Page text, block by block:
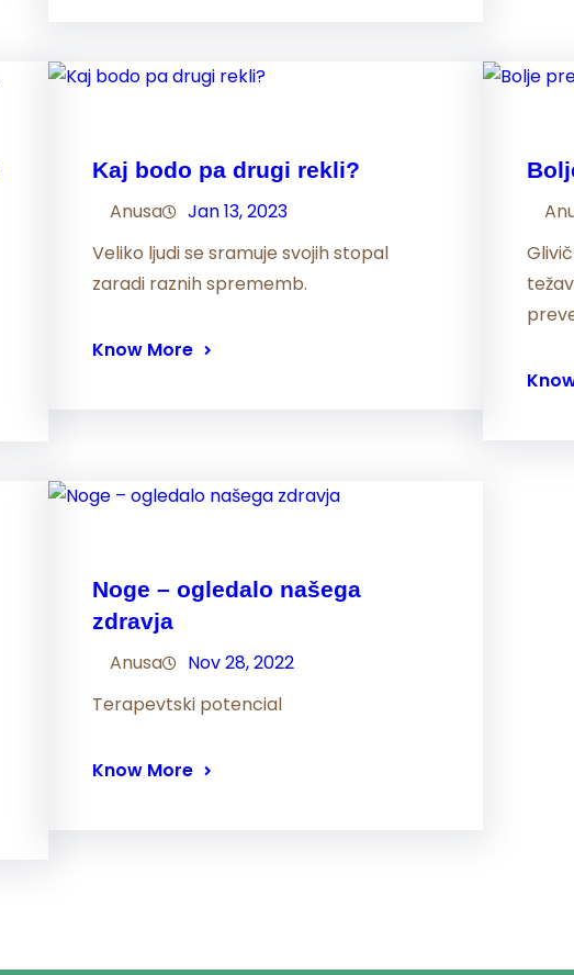
Kaj bodo pa drugi rekli?
Anusa
Jan 13, 2023
Veliko ljudi se sramuje svojih stopal
zaradi raznih sprememb.
Know More
Noge – ogledalo našega
zdravja
Anusa
Nov 28, 2022
Terapevtski potencial
Know More